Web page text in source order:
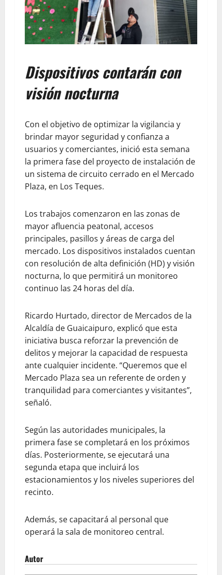
Dispositivos contarán con
visión nocturna
Con el objetivo de optimizar la vigilancia y
brindar mayor seguridad y confianza a
usuarios y comerciantes, inició esta semana
la primera fase del proyecto de instalación de
un sistema de circuito cerrado en el Mercado
Plaza, en Los Teques.
Los trabajos comenzaron en las zonas de
mayor afluencia peatonal, accesos
principales, pasillos y áreas de carga del
mercado. Los dispositivos instalados cuentan
con resolución de alta definición (HD) y visión
nocturna, lo que permitirá un monitoreo
continuo las 24 horas del día.
Ricardo Hurtado, director de Mercados de la
Alcaldía de Guaicaipuro, explicó que esta
iniciativa busca reforzar la prevención de
delitos y mejorar la capacidad de respuesta
ante cualquier incidente. “Queremos que el
Mercado Plaza sea un referente de orden y
tranquilidad para comerciantes y visitantes”,
señaló.
Según las autoridades municipales, la
primera fase se completará en los próximos
días. Posteriormente, se ejecutará una
segunda etapa que incluirá los
estacionamientos y los niveles superiores del
recinto.
Además, se capacitará al personal que
operará la sala de monitoreo central.
Autor